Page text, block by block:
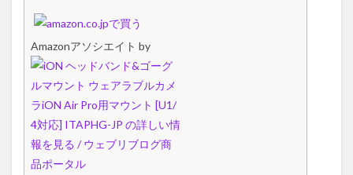
Amazonアソシエイト by